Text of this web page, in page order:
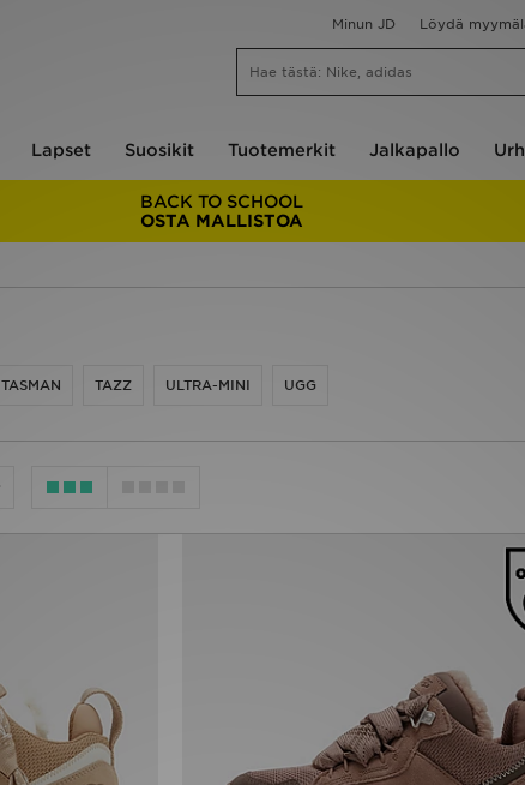
Minun JD Löydä
Lapset Suosikit Tuotemerkit Jalkapallo
BACK TO SCHOOL
OSTA MALLISTOA
TASMAN TAZZ ULTRA-MINI UGG